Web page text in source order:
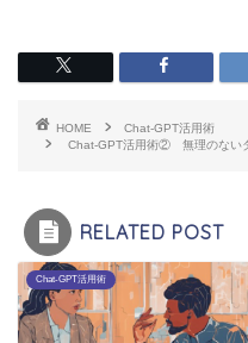
HOME
Chat-GPT活用術
Chat-GPT活用術② 無理のない
RELATED POST
Chat-GPT活用術